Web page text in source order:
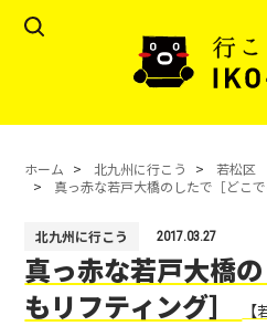
ホーム 北九州に行こう
若松区
真っ赤な若戸大橋のしたで［どこで
北九州に行こう 2017.03.27
真っ赤な若戸大橋
もリフティング］